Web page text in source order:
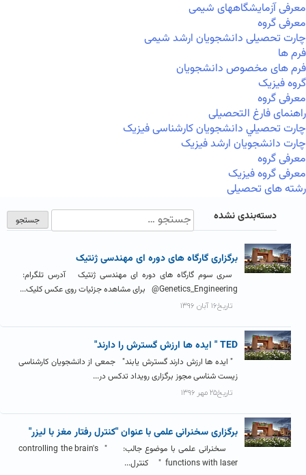
معرفی آزمایشگاههای شیمی
معرفی گروه
چارت تحصیلی دانشجویان ارشد شیمی
فرم ها
فرم های مخصوص دانشجویان
گروه فیزیک
معرفی گروه
راهنمای فارغ التحصیلی
چارت تحصيلي دانشجویان کارشناسی فیزیک
چارت دانشجویان ارشد فیزیک
معرفی گروه
معرفی گروه فیزیک
رشته های تحصیلی
دسته‌بندی نشده
برگزاری گارگاه های دوره ای مهندسی ژنتیک
سری سوم گارگاه های دوره ای مهندسی ژنتیک آدرس تلگرام:
Genetics_Engineering@ برای مشاهده جزئیات روی عکس کلیک...
تاریخ۱۶ آبان ۱۳۹۶
TED " ایده ها ارزش گسترش را دارند"
" ایده­ ها ارزش دارند گسترش یابند" جمعی از دانشجویان کارشناسی
زیست شناسی مجوز برگزاری رویداد تدکس در...
تاریخ۲۵ مهر ۱۳۹۶
برگزاری سخنرانی علمی با عنوان "کنترل رفتار مغز با لیزر"
سخنرانی علمی با موضوع جالب: " controlling the brain's
functions with laser " کنترل...